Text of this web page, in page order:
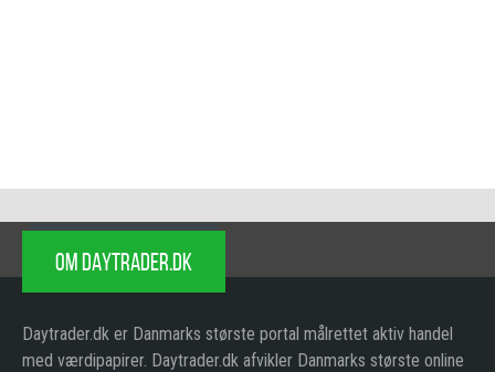
OM DAYTRADER.DK
Daytrader.dk er Danmarks største portal målrettet aktiv handel
med værdipapirer. Daytrader.dk afvikler Danmarks største online